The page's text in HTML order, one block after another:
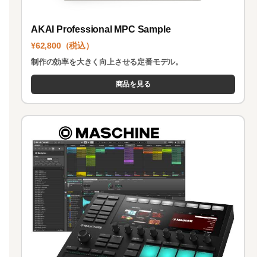
AKAI Professional MPC Sample
¥62,800（税込）
制作の効率を大きく向上させる定番モデル。
商品を見る